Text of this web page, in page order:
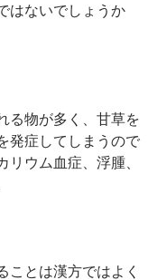
はないでしょうか
る物が多く、甘草を
発症してしまうので
ウム血症、浮腫、
とは漢方ではよく